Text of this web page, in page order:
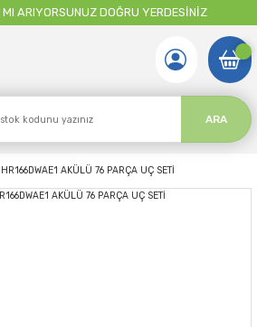
MI ARIYORSUNUZ DOĞRU YERDESİNİZ
ARA
HR166DWAE1 AKÜLÜ 76 PARÇA UÇ SETİ